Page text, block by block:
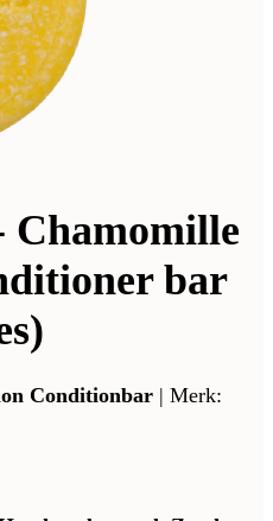
Chamomille
bar
Conditionbar | Merk: